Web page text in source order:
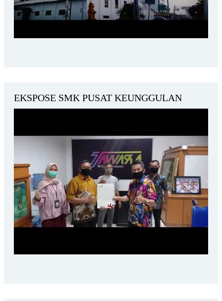
EKSPOSE SMK PUSAT KEUNGGULAN